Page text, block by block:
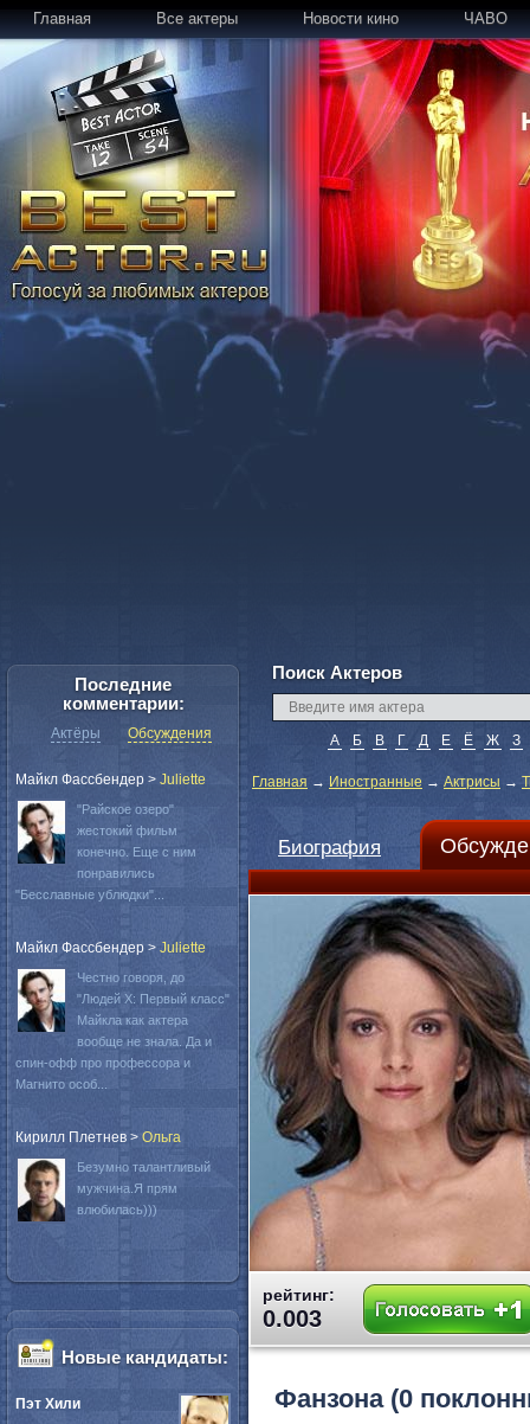
Главная Все актеры Новости кино ЧАВО
Поиск Актеров
А Б В Г Д Е Ё Ж З
Главная → Иностранные → Актрисы →
Биография
рейтинг:
0.003
Фанзона (0
Последние
комментарии:
Актёры Обсуждения
Майкл Фассбендер > Juliette
"Райское озеро"
жестокий фильм
конечно. Еще с ним
понравились
"Бесславные ублюдки"...
Майкл Фассбендер > Juliette
Честно говоря, до
"Людей Х: Первый класс"
Майкла как актера
вообще не знала. Да и
спин-офф про профессора и
Магнито особ...
Кирилл Плетнев > Oльга
Безумно талантливый
мужчина.Я прям
влюбилась)))
Новые кандидаты:
Пэт Хили